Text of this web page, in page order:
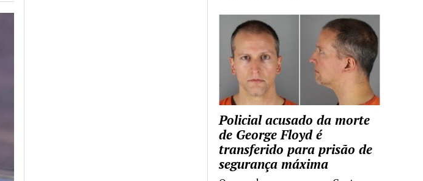
Policial acusado da morte
de George Floyd é
transferido para prisão de
segurança máxima